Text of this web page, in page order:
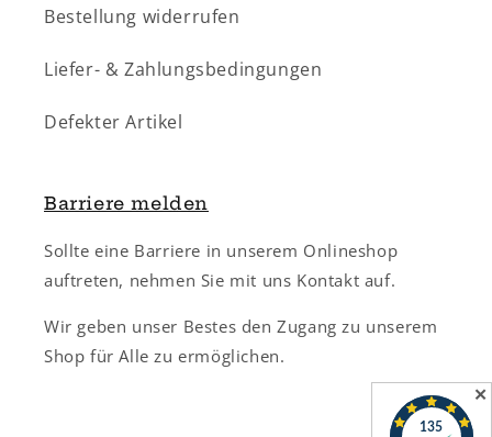
Bestellung widerrufen
Liefer- & Zahlungsbedingungen
Defekter Artikel
Barriere melden
Sollte eine Barriere in unserem Onlineshop
auftreten, nehmen Sie mit uns Kontakt auf.
Wir geben unser Bestes den Zugang zu unserem
Shop für Alle zu ermöglichen.
✕